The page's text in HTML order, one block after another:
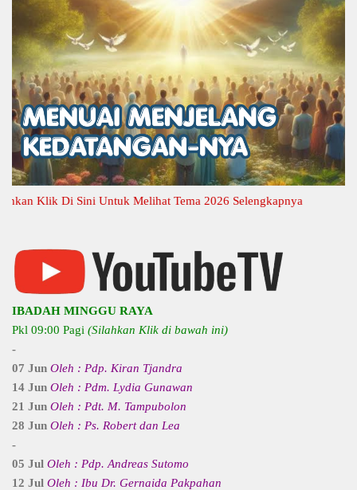
Klik Di Sini Untuk Melihat Tema 2026 Selengkapnya
IBADAH MINGGU RAYA
Pkl 09:00 Pagi (Silahkan Klik di bawah ini)
-
07 Jun Oleh : Pdp. Kiran Tjandra
14 Jun Oleh : Pdm. Lydia Gunawan
21 Jun Oleh : Pdt. M. Tampubolon
28 Jun Oleh : Ps. Robert dan Lea
-
05 Jul Oleh : Pdp. Andreas Sutomo
12 Jul Oleh : Ibu Dr. Gernaida Pakpahan